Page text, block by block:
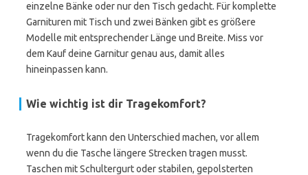
einzelne Bänke oder nur den Tisch gedacht. Für komplette
Garnituren mit Tisch und zwei Bänken gibt es größere
Modelle mit entsprechender Länge und Breite. Miss vor
dem Kauf deine Garnitur genau aus, damit alles
hineinpassen kann.
Wie wichtig ist dir Tragekomfort?
Tragekomfort kann den Unterschied machen, vor allem
wenn du die Tasche längere Strecken tragen musst.
Taschen mit Schultergurt oder stabilen, gepolsterten